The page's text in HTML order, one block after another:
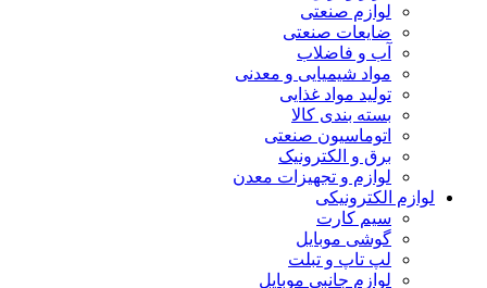
لوازم صنعتی
ضایعات صنعتی
آب و فاضلاب
مواد شیمیایی و معدنی
تولید مواد غذایی
بسته بندی کالا
اتوماسیون صنعتی
برق و الکترونیک
لوازم و تجهیزات معدن
لوازم الکترونیکی
سیم کارت
گوشی موبایل
لپ تاپ و تبلت
لوازم جانبی موبایل